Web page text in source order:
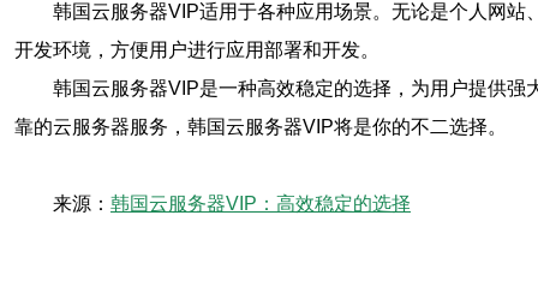
韩国云服务器VIP适用于各种应用场景。无论是个人网
开发环境，方便用户进行应用部署和开发。
韩国云服务器VIP是一种高效稳定的选择，为用户提供
靠的云服务器服务，韩国云服务器VIP将是你的不二选择。
来源： 韩国云服务器VIP：高效稳定的选择